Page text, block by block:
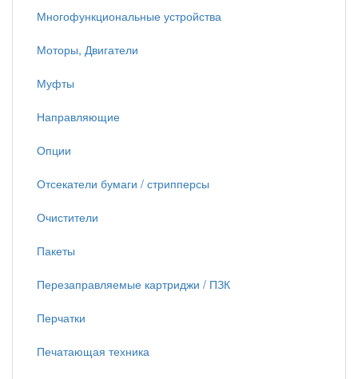
Многофункциональные устройства
Моторы, Двигатели
Муфты
Направляющие
Опции
Отсекатели бумаги / стрипперсы
Очистители
Пакеты
Перезаправляемые картриджи / ПЗК
Перчатки
Печатающая техника